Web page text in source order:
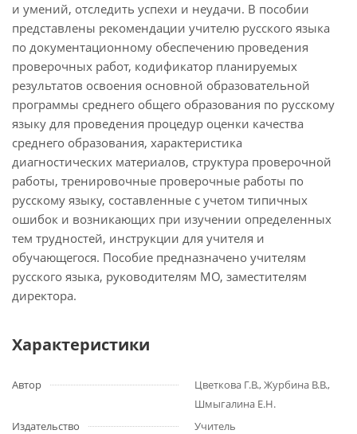
и умений, отследить успехи и неудачи. В пособии
представлены рекомендации учителю русского языка
по документационному обеспечению проведения
проверочных работ, кодификатор планируемых
результатов освоения основной образовательной
программы среднего общего образования по русскому
языку для проведения процедур оценки качества
среднего образования, характеристика
диагностических материалов, структура проверочной
работы, тренировочные проверочные работы по
русскому языку, составленные с учетом типичных
ошибок и возникающих при изучении определенных
тем трудностей, инструкции для учителя и
обучающегося. Пособие предназначено учителям
русского языка, руководителям МО, заместителям
директора.
Характеристики
Автор
Цветкова Г.В., Журбина В.В.,
Шмыгалина Е.Н.
Издательство
Учитель